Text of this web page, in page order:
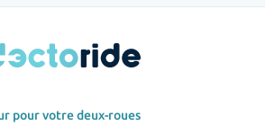
pour votre deux-roues